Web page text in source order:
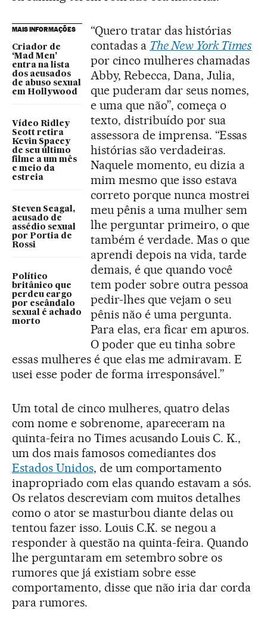
MAIS INFORMAÇÕES
Criador de
‘Mad Men’
entra na lista
dos acusados
de abuso sexual
em Hollywood
Vídeo Ridley
Scott retira
Kevin Spacey
de seu último
filme a um mês
e meio da
estreia
Steven Seagal,
acusado de
assédio sexual
por Portia de
Rossi
Político
britânico que
perdeu cargo
por escândalo
sexual é achado
morto
“Quero tratar das histórias
contadas a The New York Times
por cinco mulheres chamadas
Abby, Rebecca, Dana, Julia,
que puderam dar seus nomes,
e uma que não”, começa o
texto, distribuído por sua
assessora de imprensa. “Essas
histórias são verdadeiras.
Naquele momento, eu dizia a
mim mesmo que isso estava
correto porque nunca mostrei
meu pênis a uma mulher sem
lhe perguntar primeiro, o que
também é verdade. Mas o que
aprendi depois na vida, tarde
demais, é que quando você
tem poder sobre outra pessoa
pedir-lhes que vejam o seu
pênis não é uma pergunta.
Para elas, era ficar em apuros.
O poder que eu tinha sobre
essas mulheres é que elas me admiravam. E
usei esse poder de forma irresponsável.”
Um total de cinco mulheres, quatro delas
com nome e sobrenome, apareceram na
quinta-feira no Times acusando Louis C. K.,
um dos mais famosos comediantes dos
Estados Unidos, de um comportamento
inapropriado com elas quando estavam a sós.
Os relatos descreviam com muitos detalhes
como o ator se masturbou diante delas ou
tentou fazer isso. Louis C.K. se negou a
responder à questão na quinta-feira. Quando
lhe perguntaram em setembro sobre os
rumores que já existiam sobre esse
comportamento, disse que não iria dar corda
para rumores.